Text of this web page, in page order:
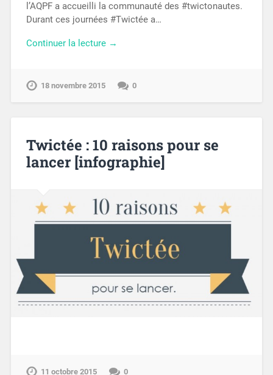
l’AQPF a accueilli la communauté des #twictonautes.
Durant ces journées #Twictée a…
Continuer la lecture →
18 novembre 2015 0
Twictée : 10 raisons pour se
lancer [infographie]
11 octobre 2015 0